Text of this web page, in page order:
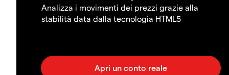
Analizza i movimenti dei prezzi grazie alla
stabilità data dalla tecnologia HTML5